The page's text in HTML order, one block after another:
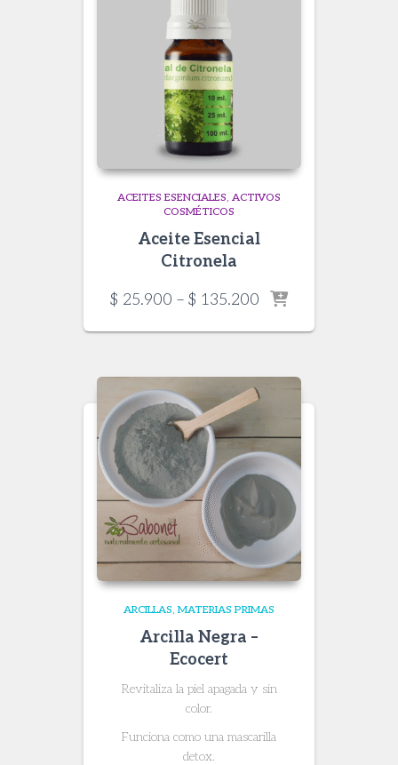
ACEITES ESENCIALES ACTIVOS
COSMÉTICOS
Aceite Esencial
Citronela
$ 25.900 – $ 135.200 Price
$ 25.900
$ 135.200
ARCILLAS MATERIAS PRIMAS
Arcilla Negra –
Ecocert
Revitaliza la piel apagada y sin
color.
Funciona como una mascarilla
detox.